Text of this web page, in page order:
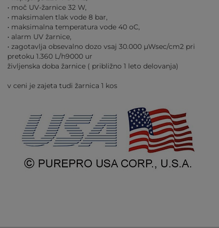
• moč UV-žarnice 32 W,
• maksimalen tlak vode 8 bar,
• maksimalna temperatura vode 40 oC,
• alarm UV žarnice,
• zagotavlja obsevalno dozo vsaj 30.000 µWsec/cm2 pri
pretoku 1.360 L/h9000 ur
življenska doba žarnice ( približno 1 leto delovanja)
v ceni je zajeta tudi žarnica 1 kos